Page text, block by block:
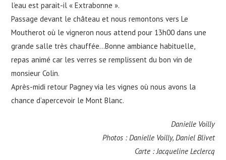
l’eau est parait-il « Extrabonne ».
Passage devant le château et nous remontons vers Le
Moutherot où le vigneron nous attend pour 13h00 dans une
grande salle très chauffée…Bonne ambiance habituelle,
repas animé car les verres se remplissent du bon vin de
monsieur Colin.
Après-midi retour Pagney via les vignes où nous avons la
chance d’apercevoir le Mont Blanc.
Danielle Voilly
Photos : Danielle Voilly, Daniel Blivet
Carte : Jacqueline Leclercq